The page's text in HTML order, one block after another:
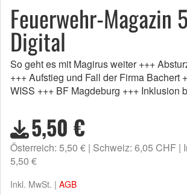
Feuerwehr-Magazin
Digital
So geht es mit Magirus weiter +++
+++ Aufstieg und Fall der Firma Bachert
WISS +++ BF Magdeburg +++ Inklusion
5,50 €
Österreich: 5,50 € Schweiz: 6,05 CHF
5,50 €
Inkl. MwSt. | AGB